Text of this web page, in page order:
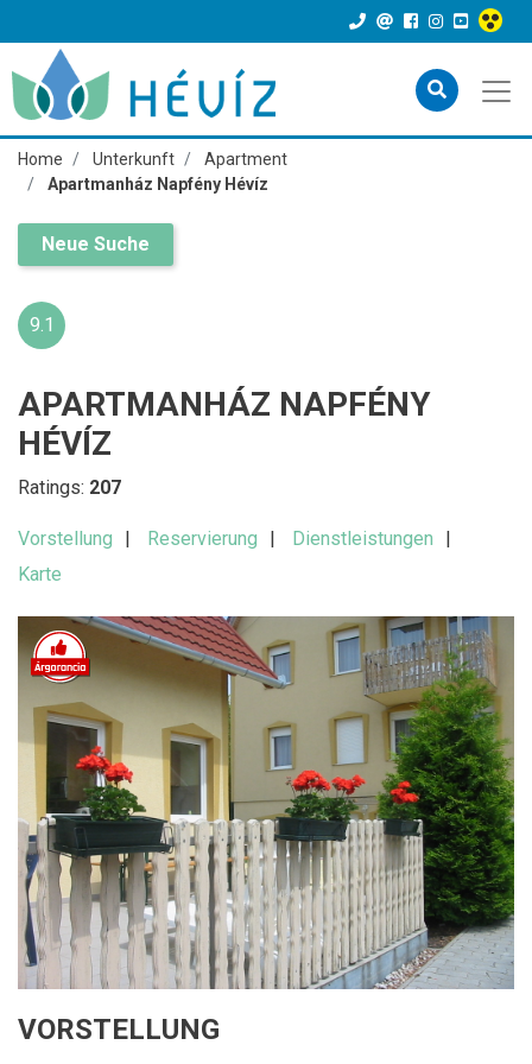
Home Unterkunft
Apartment
Apartmanház Napfény Hévíz
Neue Suche
9.1
APARTMANHÁZ NAPFÉNY
HÉVÍZ
Ratings: 207
Vorstellung Reservierung
Dienstleistungen
Karte
VORSTELLUNG